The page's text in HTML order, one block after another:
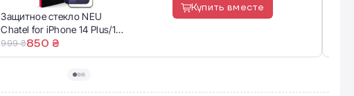
Защитное стекло NEU
Chatel for iPhone 14 Plus/13
Pro Max
999 ₴850 ₴
Купить вместе